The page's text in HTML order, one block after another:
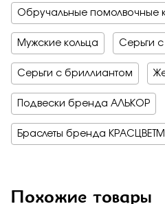
Обручальные помолвочные
Мужские кольца Серьги
Серьги с бриллиантом
Подвески бренда АЛЬКОР
Браслеты бренда
Похожие товары